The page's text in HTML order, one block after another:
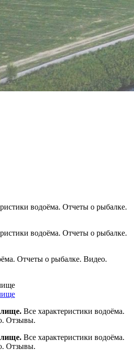
водоёма. Отчеты о рыбалке.
водоёма. Отчеты о рыбалке.
Отчеты о рыбалке. Видео.
Все характеристики водоёма.
Отзывы.
Все характеристики водоёма.
Отзывы.